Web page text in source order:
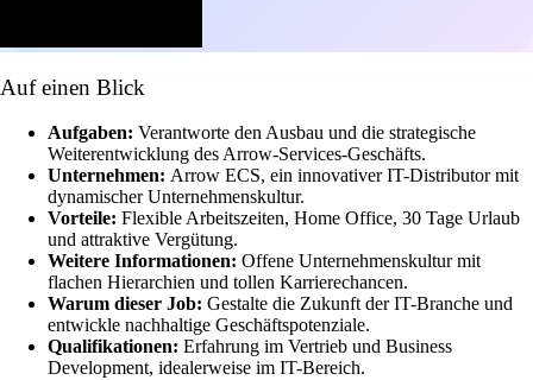
Auf einen Blick
Aufgaben: Verantworte den Ausbau und die strategische
Weiterentwicklung des Arrow-Services-Geschäfts.
Unternehmen: Arrow ECS, ein innovativer IT-Distributor mit
dynamischer Unternehmenskultur.
Vorteile: Flexible Arbeitszeiten, Home Office, 30 Tage Urlaub
und attraktive Vergütung.
Weitere Informationen: Offene Unternehmenskultur mit
flachen Hierarchien und tollen Karrierechancen.
Warum dieser Job: Gestalte die Zukunft der IT-Branche und
entwickle nachhaltige Geschäftspotenziale.
Qualifikationen: Erfahrung im Vertrieb und Business
Development, idealerweise im IT-Bereich.